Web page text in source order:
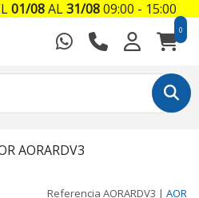
0
AORARDV3
Referencia AORARDV3 | AOR
01/08AL31/0809:00 - 15:00